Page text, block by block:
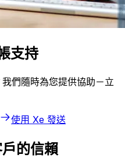
支持
們隨時為您提供協助－立
使用 Xe 發送
的信賴